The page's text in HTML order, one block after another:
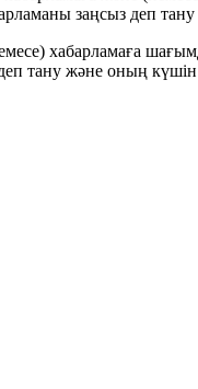
заңсыз деп
хабарламаға
тану және оның